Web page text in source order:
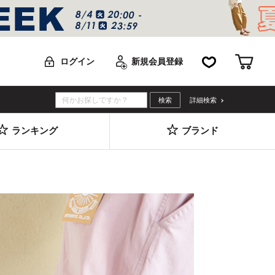
ログイン 新規会員登録 お気に入り
詳細検索
ランキング ブランド